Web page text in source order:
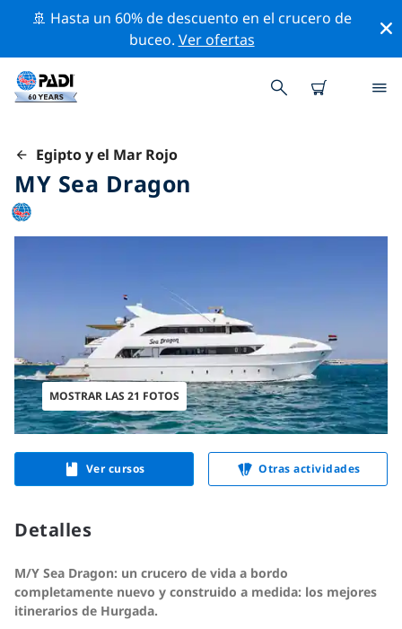
🚢 Hasta un 60% de descuento en el crucero de
buceo. Ver ofertas
Egipto y el Mar Rojo
MY Sea Dragon
MOSTRAR LAS 21 FOTOS
Ver cursos Otras actividades
Detalles
M/Y Sea Dragon: un crucero de vida a bordo
completamente nuevo y construido a medida: los mejores
itinerarios de Hurgada.